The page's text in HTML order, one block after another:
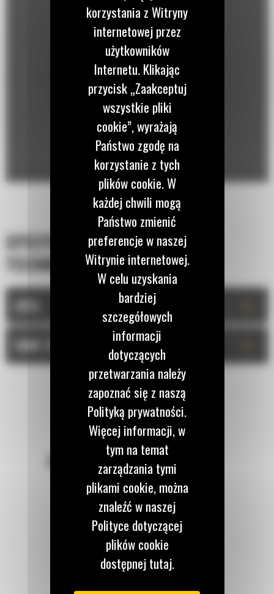
SPECYFIKACJA
TECHNICZNA
OPIS
DANE TECHNICZNE
POZOSTAŃMY W KONTAKCIE
Zadzwoń do nas
122 100 122
korzystania z Witryny
internetowej przez
użytkowników
Internetu. Klikając
przycisk „Zaakceptuj
wszystkie pliki
cookie”, wyrażają
Państwo zgodę na
korzystanie z tych
plików cookie. W
każdej chwili mogą
Państwo zmienić
preferencje w naszej
Witrynie internetowej.
W celu uzyskania
bardziej
szczegółowych
informacji
dotyczących
przetwarzania należy
zapoznać się z naszą
Polityką prywatności.
Więcej informacji, w
tym na temat
zarządzania tymi
plikami cookie, można
znaleźć w naszej
Polityce dotyczącej
plików cookie
dostępnej tutaj.